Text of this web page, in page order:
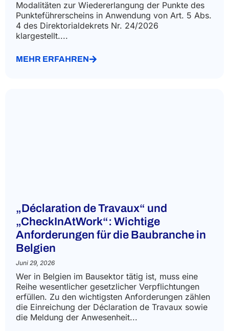
Modalitäten zur Wiedererlangung der Punkte des
Punkteführerscheins in Anwendung von Art. 5 Abs.
4 des Direktorialdekrets Nr. 24/2026
klargestellt....
MEHR ERFAHREN
„Déclaration de Travaux“ und
„CheckInAtWork“: Wichtige
Anforderungen für die Baubranche in
Belgien
Juni 29, 2026
Wer in Belgien im Bausektor tätig ist, muss eine
Reihe wesentlicher gesetzlicher Verpflichtungen
erfüllen. Zu den wichtigsten Anforderungen zählen
die Einreichung der Déclaration de Travaux sowie
die Meldung der Anwesenheit...